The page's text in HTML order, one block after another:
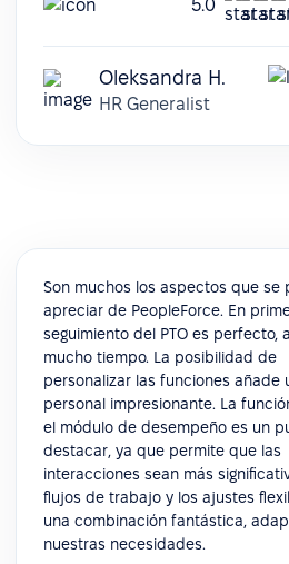
5.0
Oleksandra H.
HR Generalist
Son muchos los aspectos que se
apreciar de PeopleForce. En
seguimiento del PTO es perfecto,
mucho tiempo. La posibilidad de
personalizar las funciones añade
personal impresionante. La
el módulo de desempeño es un
destacar, ya que permite que las
interacciones sean más
flujos de trabajo y los ajustes
una combinación fantástica,
nuestras necesidades.